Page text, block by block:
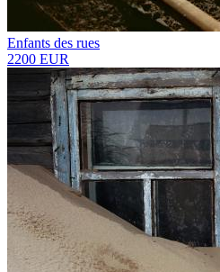
Enfants des rues
2200 EUR